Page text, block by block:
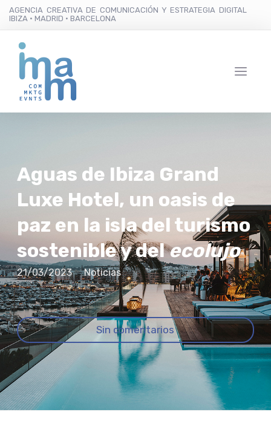
AGENCIA CREATIVA DE COMUNICACIÓN Y ESTRATEGIA DIGITAL
IBIZA · MADRID · BARCELONA
Aguas de Ibiza Grand
Luxe Hotel, un oasis de
paz en la isla del turismo
sostenible y delecolujo
21/03/2023 Noticias
Sin comentarios